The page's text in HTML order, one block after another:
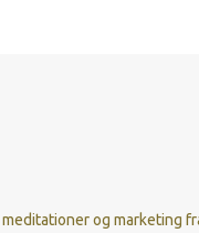
og marketing